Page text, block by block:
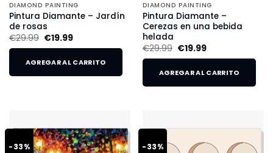
DIAMOND PAINTING
Pintura Diamante – Jardín
de rosas
€29.99 €19.99
AGREGAR AL CARRITO
DIAMOND PAINTING
Pintura Diamante –
Cerezas en una bebida
helada
€29.99 €19.99
AGREGAR AL CARRITO
-33% -33%